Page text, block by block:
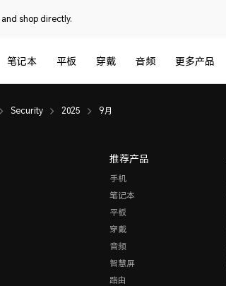
shop directly.
笔记本 平板 穿戴 音频 更多产品
Security 2025 9月
推荐产品
手机
笔记本
平板
穿戴
音频
智慧屏
路由